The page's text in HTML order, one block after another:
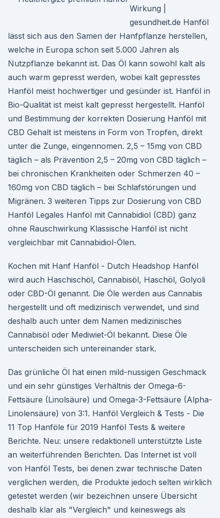
Wirkung |
gesundheit.de Hanföl
lässt sich aus den Samen der Hanfpflanze herstellen,
welche in Europa schon seit 5.000 Jahren als
Nutzpflanze bekannt ist. Das Öl kann sowohl kalt als
auch warm gepresst werden, wobei kalt gepresstes
Hanföl meist hochwertiger und gesünder ist. Hanföl in
Bio-Qualität ist meist kalt gepresst hergestellt. Hanföl
und Bestimmung der korrekten Dosierung Hanföl mit
CBD Gehalt ist meistens in Form von Tropfen, direkt
unter die Zunge, eingennomen. 2,5 – 15mg von CBD
täglich – als Prävention 2,5 – 20mg von CBD täglich –
bei chronischen Krankheiten oder Schmerzen 40 –
160mg von CBD täglich – bei Schlafstörungen und
Migränen. 3 weiteren Tipps zur Dosierung von CBD
Hanföl Legales Hanföl mit Cannabidiol (CBD) ganz
ohne Rauschwirkung Klassische Hanföl ist nicht
vergleichbar mit Cannabidiol-Ölen.
Kochen mit Hanf Hanföl - Dutch Headshop Hanföl
wird auch Haschischöl, Cannabisöl, Haschöl, Golyoli
oder CBD-Öl genannt. Die Öle werden aus Cannabis
hergestellt und oft medizinisch verwendet, und sind
deshalb auch unter dem Namen medizinisches
Cannabisöl oder Mediwiet-Öl bekannt. Diese Öle
unterscheiden sich untereinander stark.
Das grünliche Öl hat einen mild-nussigen Geschmack
und ein sehr günstiges Verhältnis der Omega-6-
Fettsäure (Linolsäure) und Omega-3-Fettsäure (Alpha-
Linolensäure) von 3:1. Hanföl Vergleich & Tests - Die
11 Top Hanföle für 2019 Hanföl Tests & weitere
Berichte. Neu: unsere redaktionell unterstützte Liste
an weiterführenden Berichten. Das Internet ist voll
von Hanföl Tests, bei denen zwar technische Daten
verglichen werden, die Produkte jedoch selten wirklich
getestet werden (wir bezeichnen unsere Übersicht
deshalb klar als "Vergleich" und keineswegs als